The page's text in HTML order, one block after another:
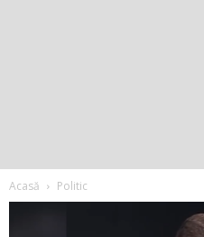
Acasă Politic